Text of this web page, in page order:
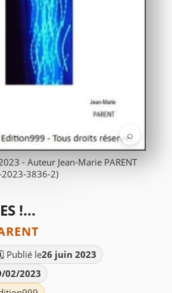
⌕
- Auteur Jean-Marie PARENT
3836-2)
!...
Publié le26 juin 2023
02/2023